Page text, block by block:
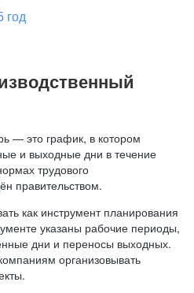
год
— это график, в котором
и выходные дни в течение
трудового
правительством.
как инструмент планирования
указаны рабочие периоды,
дни и переносы выходных.
организовывать